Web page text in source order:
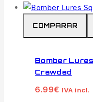
COMPARAR
Bomber
Crawdad
6.99€ IVA incl.